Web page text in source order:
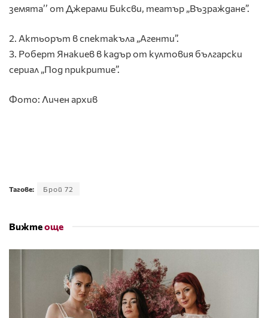
земята’’ от Джерами Биксви, театър „Възраждане”.
2. Актьорът в спектакълa „Агенти”.
3. Роберт Янакиев в кадър от култовия български
сериал „Под прикритие”.
Фото: Личен архив
Тагове: Брой 72
Вижтеоще